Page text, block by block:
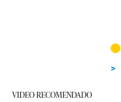
VIDEO RECOMENDADO